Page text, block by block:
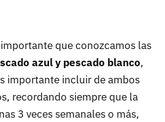
que conozcamos las
azul y pescado blanco,
importante incluir de ambos
recordando siempre que la
3 veces semanales o más,